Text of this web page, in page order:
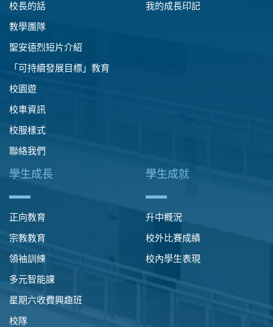
校長的話
教學團隊
聖安德烈短片介紹
「可持續發展目標」教育
校園遊
校車資訊
校服樣式
聯絡我們
我的成長印記
學生成長
正向教育
宗教教育
領袖訓練
多元智能課
星期六收費興趣班
校隊
學生成就
升中概況
校外比賽成績
校內學生表現